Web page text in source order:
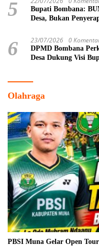
5
Bupati Bombana:
Desa, Bukan
6 23/07/2026 0
DPMD Bombana
Desa Dukung Visi
Olahraga
PBSI Muna Gelar Open